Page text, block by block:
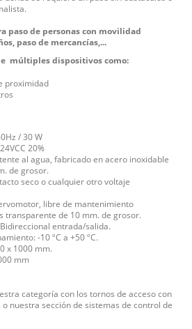
paso de personas con movilidad
paso de mercancías,...
múltiples dispositivos como:
proximidad
/ 30 W
20%
al agua, fabricado en acero inoxidable
de grosor.
seco o cualquier otro voltaje
libre de mantenimiento
transparente de 10 mm. de grosor.
entrada/salida.
-10 ºC a +50 ºC.
x 1000 mm.
mm
categoría con los tornos de accesocon
nuestra sección de sistemas de control de